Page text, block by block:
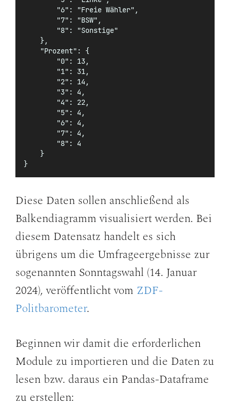
        "6": "Freie Wähler",
        "7": "BSW",
        "8": "Sonstige"
    },
    "Prozent": {
        "0": 13,
        "1": 31,
        "2": 14,
        "3": 4,
        "4": 22,
        "5": 4,
        "6": 4,
        "7": 4,
        "8": 4
    }
}
Diese Daten sollen anschließend als
Balkendiagramm visualisiert werden. Bei
diesem Datensatz handelt es sich
übrigens um die Umfrageergebnisse zur
sogenannten Sonntagswahl (14. Januar
2024), veröffentlicht vom ZDF-
Politbarometer.
Beginnen wir damit die erforderlichen
Module zu importieren und die Daten zu
lesen bzw. daraus ein Pandas-Dataframe
zu erstellen: